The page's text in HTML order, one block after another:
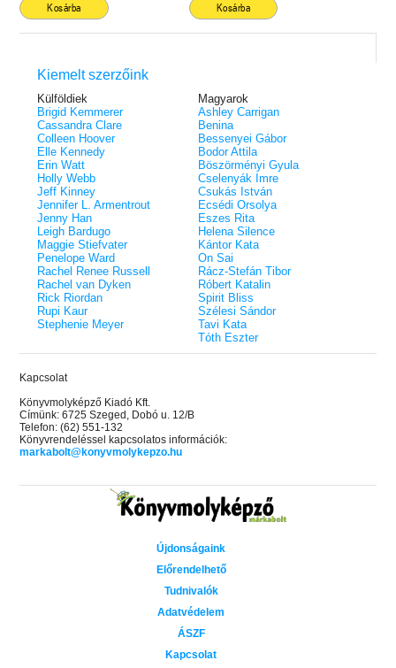
Kosárba Kosárba
Kiemelt szerzőink
Külföldiek
Brigid Kemmerer
Cassandra Clare
Colleen Hoover
Elle Kennedy
Erin Watt
Holly Webb
Jeff Kinney
Jennifer L. Armentrout
Jenny Han
Leigh Bardugo
Maggie Stiefvater
Penelope Ward
Rachel Renee Russell
Rachel van Dyken
Rick Riordan
Rupi Kaur
Stephenie Meyer
Magyarok
Ashley Carrigan
Benina
Bessenyei Gábor
Bodor Attila
Böszörményi Gyula
Cselenyák Imre
Csukás István
Ecsédi Orsolya
Eszes Rita
Helena Silence
Kántor Kata
On Sai
Rácz-Stefán Tibor
Róbert Katalin
Spirit Bliss
Szélesi Sándor
Tavi Kata
Tóth Eszter
Kapcsolat
Könyvmolyképző Kiadó Kft.
Címünk: 6725 Szeged, Dobó u. 12/B
Telefon: (62) 551-132
Könyvrendeléssel kapcsolatos információk:
markabolt@konyvmolykepzo.hu
Újdonságaink
Előrendelhető
Tudnivalók
Adatvédelem
ÁSZF
Kapcsolat